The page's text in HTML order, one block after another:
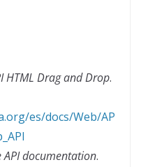
HTML Drag and Drop.
es/docs/Web/AP
API documentation.